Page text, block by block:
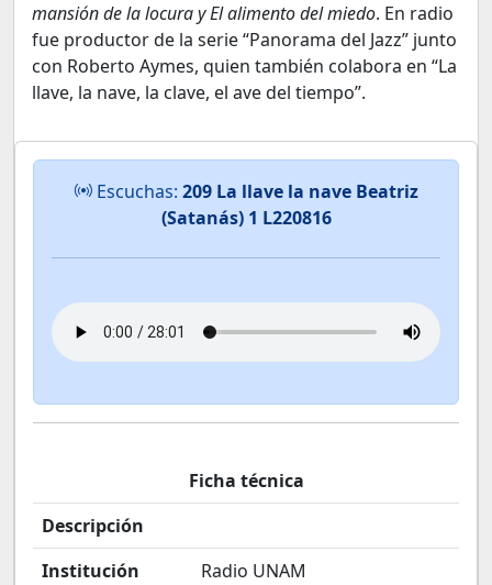
mansión de la locura y El alimento del miedo. En radio
fue productor de la serie “Panorama del Jazz” junto
con Roberto Aymes, quien también colabora en “La
llave, la nave, la clave, el ave del tiempo”.
Escuchas: 209 La llave la nave Beatriz
(Satanás) 1 L220816
Ficha técnica
Descripción
Institución
Radio UNAM